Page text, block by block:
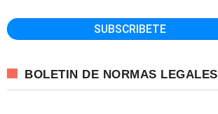
BOLETIN DE NORMAS LEGALES